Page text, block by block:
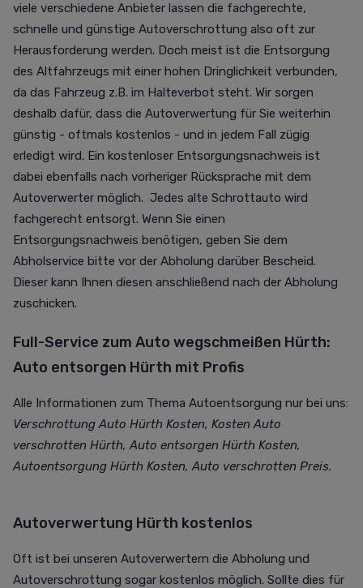
viele verschiedene Anbieter lassen die fachgerechte,
schnelle und günstige Autoverschrottung also oft zur
Herausforderung werden. Doch meist ist die Entsorgung
des Altfahrzeugs mit einer hohen Dringlichkeit verbunden,
da das Fahrzeug z.B. im Halteverbot steht. Wir sorgen
deshalb dafür, dass die Autoverwertung für Sie weiterhin
günstig - oftmals kostenlos - und in jedem Fall zügig
erledigt wird. Ein kostenloser Entsorgungsnachweis ist
dabei ebenfalls nach vorheriger Rücksprache mit dem
Autoverwerter möglich. Jedes alte Schrottauto wird
fachgerecht entsorgt. Wenn Sie einen
Entsorgungsnachweis benötigen, geben Sie dem
Abholservice bitte vor der Abholung darüber Bescheid.
Dieser kann Ihnen diesen anschließend nach der Abholung
zuschicken.
Full-Service zum Auto wegschmeißen Hürth:
Auto entsorgen Hürth mit Profis
Alle Informationen zum Thema Autoentsorgung nur bei uns:
Verschrottung Auto Hürth Kosten, Kosten Auto
verschrotten Hürth, Auto entsorgen Hürth Kosten,
Autoentsorgung Hürth Kosten, Auto verschrotten Preis.
Autoverwertung Hürth kostenlos
Oft ist bei unseren Autoverwertern die Abholung und
Autoverschrottung sogar kostenlos möglich. Sollte dies für